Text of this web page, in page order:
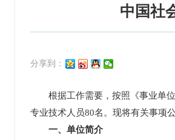
中国社
分享到：
根据工作需要，按照《事业单位
专业技术人员80名。现将有关事项
一、单位简介